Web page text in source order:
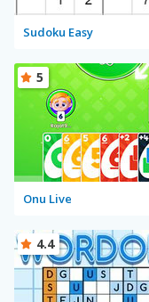
Sudoku Easy
Onu Live
5
4.4